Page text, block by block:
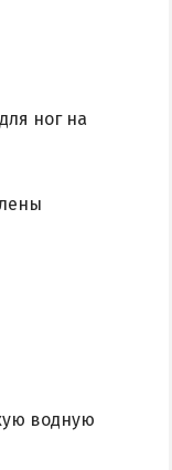
ног на
водную